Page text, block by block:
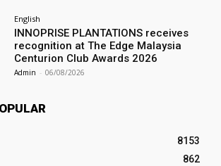
English
INNOPRISE PLANTATIONS receives
recognition at The Edge Malaysia
Centurion Club Awards 2026
Admin - 06/08/2026
8153
862